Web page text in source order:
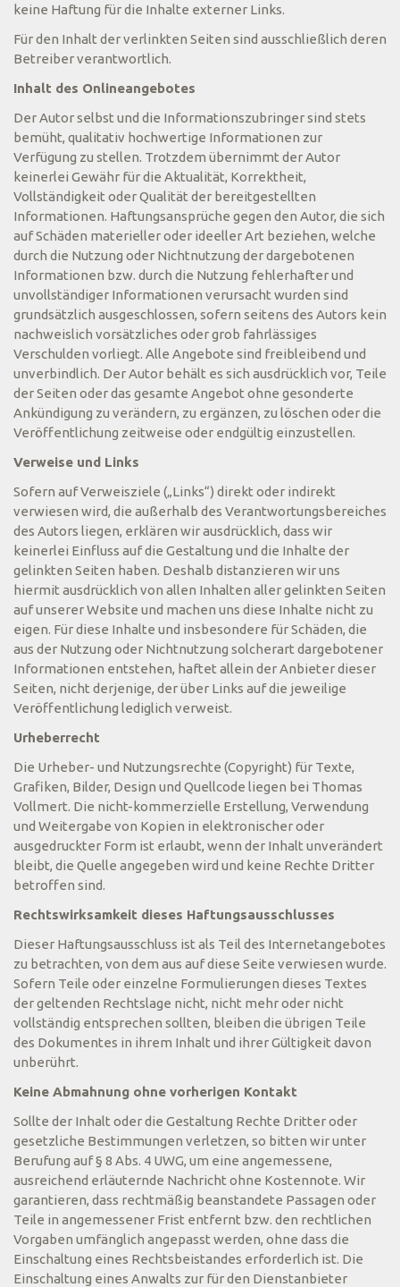
keine Haftung für die Inhalte externer Links.
Für den Inhalt der verlinkten Seiten sind ausschließlich deren
Betreiber verantwortlich.
Inhalt des Onlineangebotes
Der Autor selbst und die Informationszubringer sind stets
bemüht, qualitativ hochwertige Informationen zur
Verfügung zu stellen. Trotzdem übernimmt der Autor
keinerlei Gewähr für die Aktualität, Korrektheit,
Vollständigkeit oder Qualität der bereitgestellten
Informationen. Haftungsansprüche gegen den Autor, die sich
auf Schäden materieller oder ideeller Art beziehen, welche
durch die Nutzung oder Nichtnutzung der dargebotenen
Informationen bzw. durch die Nutzung fehlerhafter und
unvollständiger Informationen verursacht wurden sind
grundsätzlich ausgeschlossen, sofern seitens des Autors kein
nachweislich vorsätzliches oder grob fahrlässiges
Verschulden vorliegt. Alle Angebote sind freibleibend und
unverbindlich. Der Autor behält es sich ausdrücklich vor, Teile
der Seiten oder das gesamte Angebot ohne gesonderte
Ankündigung zu verändern, zu ergänzen, zu löschen oder die
Veröffentlichung zeitweise oder endgültig einzustellen.
Verweise und Links
Sofern auf Verweisziele („Links“) direkt oder indirekt
verwiesen wird, die außerhalb des Verantwortungsbereiches
des Autors liegen, erklären wir ausdrücklich, dass wir
keinerlei Einfluss auf die Gestaltung und die Inhalte der
gelinkten Seiten haben. Deshalb distanzieren wir uns
hiermit ausdrücklich von allen Inhalten aller gelinkten Seiten
auf unserer Website und machen uns diese Inhalte nicht zu
eigen. Für diese Inhalte und insbesondere für Schäden, die
aus der Nutzung oder Nichtnutzung solcherart dargebotener
Informationen entstehen, haftet allein der Anbieter dieser
Seiten, nicht derjenige, der über Links auf die jeweilige
Veröffentlichung lediglich verweist.
Urheberrecht
Die Urheber- und Nutzungsrechte (Copyright) für Texte,
Grafiken, Bilder, Design und Quellcode liegen bei Thomas
Vollmert. Die nicht-kommerzielle Erstellung, Verwendung
und Weitergabe von Kopien in elektronischer oder
ausgedruckter Form ist erlaubt, wenn der Inhalt unverändert
bleibt, die Quelle angegeben wird und keine Rechte Dritter
betroffen sind.
Rechtswirksamkeit dieses Haftungsausschlusses
Dieser Haftungsausschluss ist als Teil des Internetangebotes
zu betrachten, von dem aus auf diese Seite verwiesen wurde.
Sofern Teile oder einzelne Formulierungen dieses Textes
der geltenden Rechtslage nicht, nicht mehr oder nicht
vollständig entsprechen sollten, bleiben die übrigen Teile
des Dokumentes in ihrem Inhalt und ihrer Gültigkeit davon
unberührt.
Keine Abmahnung ohne vorherigen Kontakt
Sollte der Inhalt oder die Gestaltung Rechte Dritter oder
gesetzliche Bestimmungen verletzen, so bitten wir unter
Berufung auf § 8 Abs. 4 UWG, um eine angemessene,
ausreichend erläuternde Nachricht ohne Kostennote. Wir
garantieren, dass rechtmäßig beanstandete Passagen oder
Teile in angemessener Frist entfernt bzw. den rechtlichen
Vorgaben umfänglich angepasst werden, ohne dass die
Einschaltung eines Rechtsbeistandes erforderlich ist. Die
Einschaltung eines Anwalts zur für den Dienstanbieter